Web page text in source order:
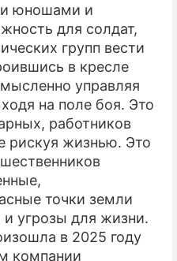
юношами и
для солдат,
групп вести
в кресле
управляя
на поле боя. Это
работников
рискуя жизнью. Это
точки земли
и угрозы для жизни.
в 2025 году
компании